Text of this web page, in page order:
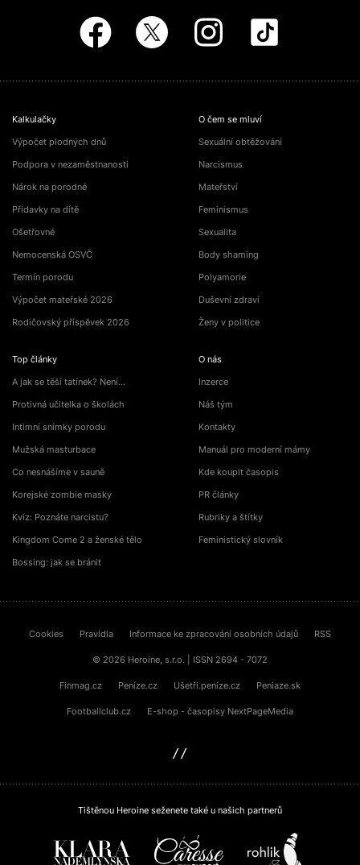
Kalkulačky
Výpočet plodných dnů
Podpora v nezaměstnanosti
Nárok na porodné
Přídavky na dítě
Ošetřovné
Nemocenská OSVČ
Termín porodu
Výpočet mateřské 2026
Rodičovský příspěvek 2026
Top články
A jak se těší tatínek? Není…
Protivná učitelka o školách
Intimní snímky porodu
Mužská masturbace
Co nesnášíme v sauně
Korejské zombie masky
Kvíz: Poznáte narcistu?
Kingdom Come 2 a ženské tělo
Bossing: jak se bránit
O čem se mluví
Sexuální obtěžování
Narcismus
Mateřství
Feminismus
Sexualita
Body shaming
Polyamorie
Duševní zdraví
Ženy v politice
O nás
Inzerce
Náš tým
Kontakty
Manuál pro moderní mámy
Kde koupit časopis
PR články
Rubriky a štítky
Feministický slovník
Cookies Pravidla Informace ke zpracování osobních údajů RSS
© 2026 Heroine, s.r.o. | ISSN 2694 - 7072
Finmag.cz Peníze.cz Ušetři.peníze.cz Peniaze.sk
Footballclub.cz E-shop - časopisy NextPageMedia
Tištěnou Heroine seženete také u našich partnerů